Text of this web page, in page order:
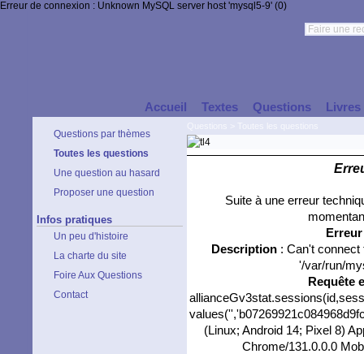
Erreur de connexion : Unknown MySQL server host 'mysql5-9' (0)
Accueil Textes Questions Livres
Questions par thèmes
Toutes les questions
Une question au hasard
Proposer une question
Infos pratiques
Un peu d'histoire
La charte du site
Foire Aux Questions
Contact
Suite à une erreur
Description: Can't connect
'/var/run/
Requête
(Linux; Android 14; Pixel 8)
Chrome/131.0.0.0